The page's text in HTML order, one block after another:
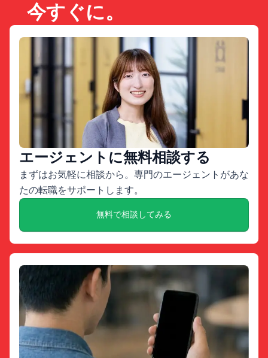
今すぐに。
エージェントに無料相談する
まずはお気軽に相談から。専門のエージェントがあな
たの転職をサポートします。
無料で相談してみる